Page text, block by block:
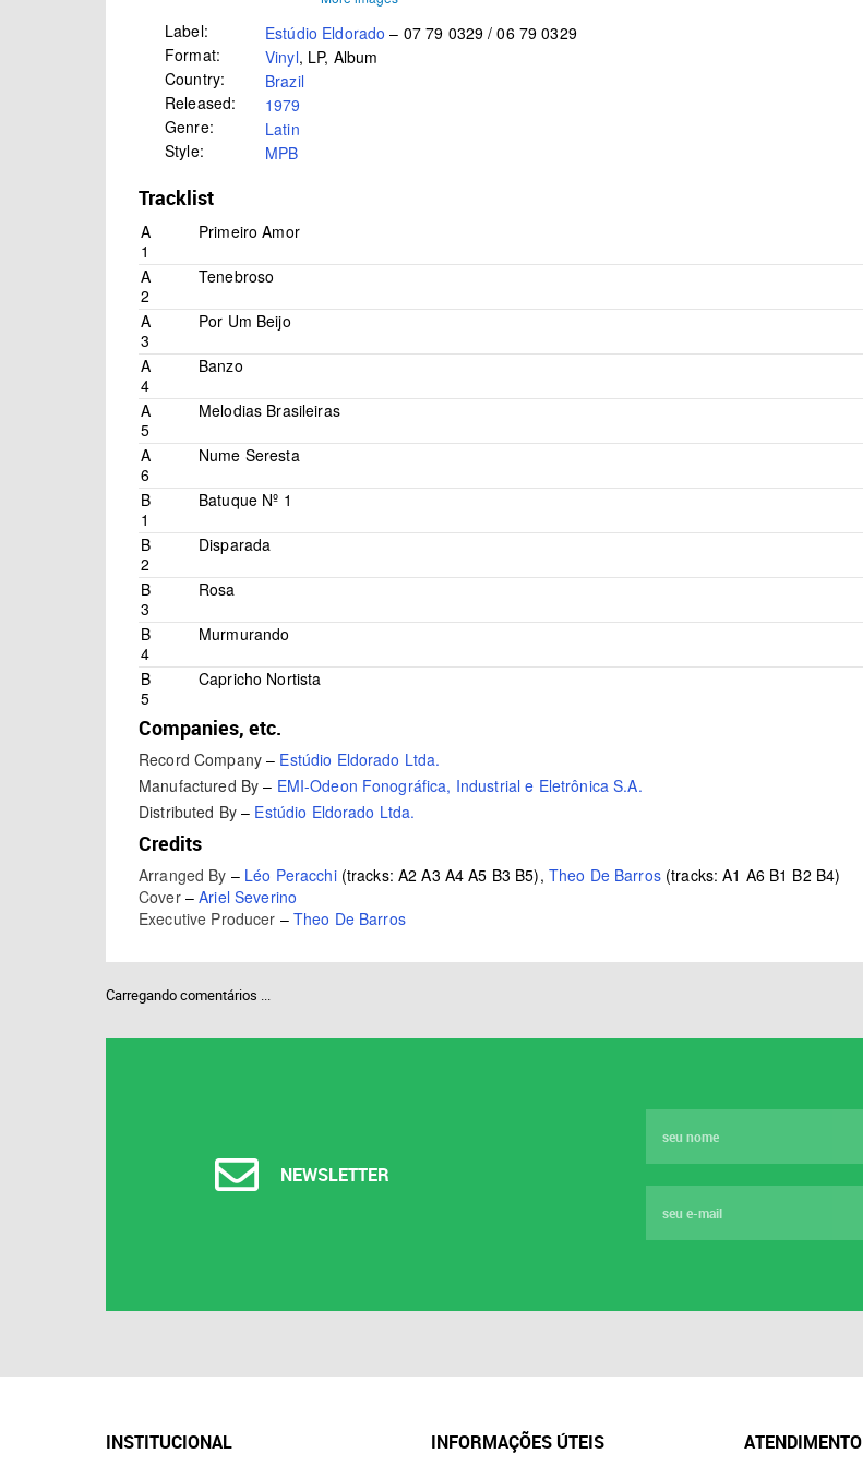
Label: Estúdio Eldorado – 07 79 0329 / 06 79 0329
Format:
Vinyl, LP, Album
Country:
Brazil
Released:
1979
Genre:
Latin
Style:
MPB
Tracklist
A
1
Primeiro Amor
A
2
Tenebroso
A
3
Por Um Beijo
A
4
Banzo
A
5
Melodias Brasileiras
A
6
Nume Seresta
B
1
Batuque Nº 1
B
2
Disparada
B
3
Rosa
B
4
Murmurando
B
5
Capricho Nortista
Companies, etc.
Record Company– Estúdio Eldorado Ltda.
Manufactured By – EMI-Odeon Fonográfica, Industrial e Eletrônica S.A.
Distributed By– Estúdio Eldorado Ltda.
Credits
Arranged By – Léo Peracchi(tracks: A2 A3 A4 A5 B3 B5), Theo De Barros(tracks: A1 A6 B1 B2 B4)
Cover–Ariel Severino
Executive Producer – Theo De Barros
Carregando comentários ...
NEWSLETTER
INSTITUCIONAL INFORMAÇÕES ÚTEIS ATENDIMENTO